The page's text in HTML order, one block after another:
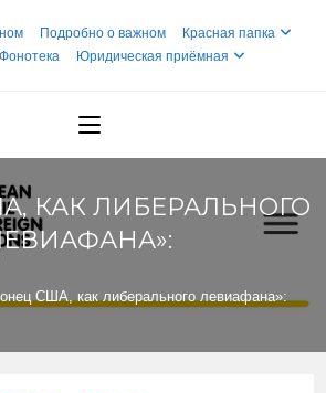
Подробно о важном
Красная папка
Фонотека Юридическая приёмная
КАК ЛИБЕРАЛЬНОГО
США, как либерального левиафана»: